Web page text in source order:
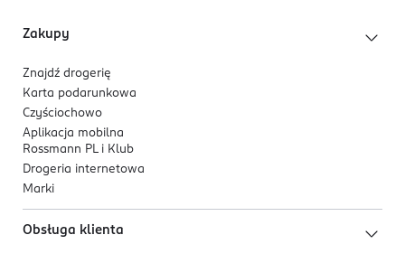
Zakupy
Znajdź drogerię
Karta podarunkowa
Czyściochowo
Aplikacja mobilna
Rossmann PL i Klub
Drogeria internetowa
Marki
Obsługa klienta